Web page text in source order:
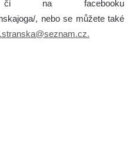
či na facebooku
, nebo se můžete také